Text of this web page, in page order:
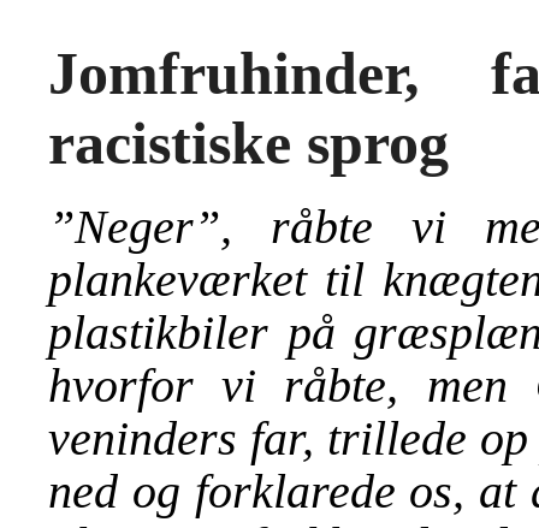
Jomfruhinder,
racistiske sprog
”Neger”, råbte vi
plankeværket til
plastikbiler på
hvorfor vi råbte, men
veninders far, trillede
ned og forklarede os,